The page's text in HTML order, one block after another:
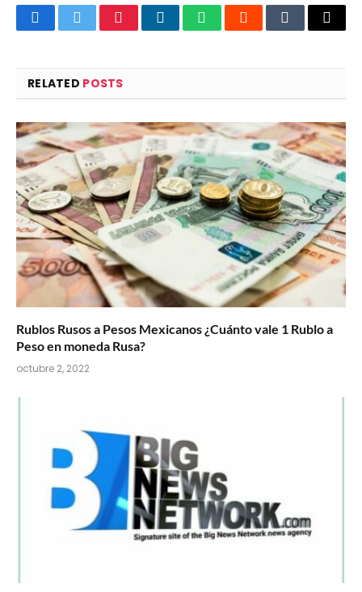
FacebookTwitterPinterestLinkedInWhatsAppRedditTumblrEmail
RELATED POSTS
Rublos Rusos a Pesos Mexicanos ¿Cuánto vale 1 Rublo a
Peso en moneda Rusa?
octubre 2, 2022